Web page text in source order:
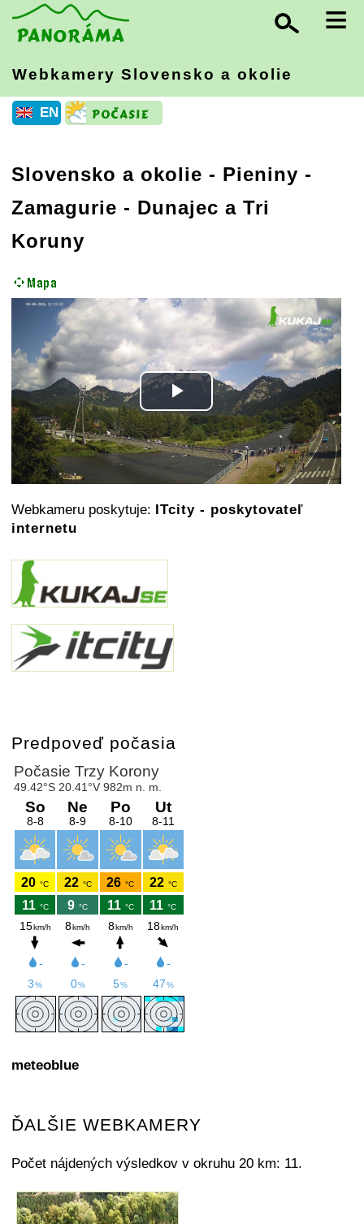
≡
Webkamery Slovensko a okolie
EN
Slovensko a okolie - Pieniny -
Zamagurie - Dunajec a Tri
Koruny
Play
Video
Webkameru poskytuje: ITcity - poskytovateľ
internetu
Predpoveď počasia
meteoblue
ĎALŠIE WEBKAMERY
Počet nájdených výsledkov v okruhu 20 km: 11.